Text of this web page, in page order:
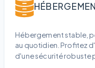
Hébergement stable,
au quotidien. Profitez
d'une sécurité robuste